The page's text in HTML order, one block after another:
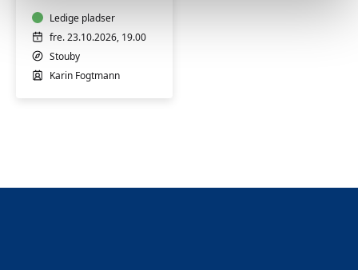
Ledige pladser
fre. 23.10.2026, 19.00
Stouby
Karin Fogtmann